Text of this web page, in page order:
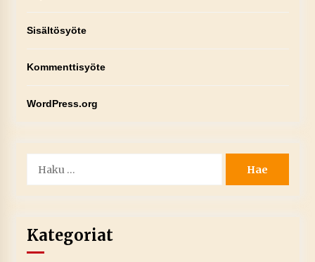
Sisältösyöte
Kommenttisyöte
WordPress.org
Kategoriat